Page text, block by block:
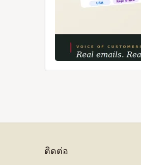
ติดต่อ